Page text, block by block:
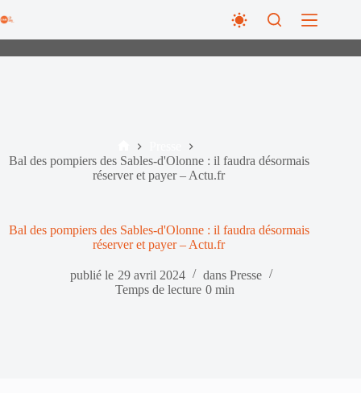
au
Accueil
Bal des pompiers des Sables-d'Olonne : il faudra désormais
réserver et payer – Actu.fr
Bal des pompiers des Sables-d'Olonne : il faudra désormais
réserver et payer – Actu.fr
publié le 29 avril 2024 dans Presse
Temps de lecture 0 min